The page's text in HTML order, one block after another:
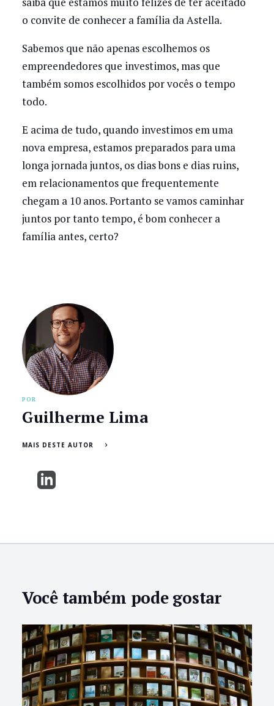
o convite de conhecer a família da Astella.
Sabemos que não apenas escolhemos os
empreendedores que investimos, mas que
também somos escolhidos por vocês o tempo
todo.
E acima de tudo, quando investimos em uma
nova empresa, estamos preparados para uma
longa jornada juntos, os dias bons e dias ruins,
em relacionamentos que frequentemente
chegam a 10 anos. Portanto se vamos caminhar
juntos por tanto tempo, é bom conhecer a
família antes, certo?
POR
Guilherme Lima
MAIS DESTE AUTOR
Você também pode gostar